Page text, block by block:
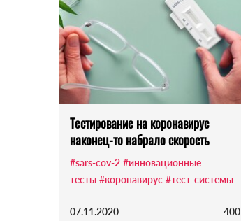
Тестирование на коронавирус
наконец-то набрало скорость
#sars-cov-2 #инновационные
тесты #коронавирус #тест-системы
07.11.2020 400